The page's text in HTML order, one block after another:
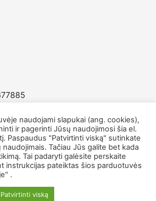
Charmshop.lt
naudojami slapukai (ang. cookies),
ir pagerinti Jūsų naudojimosi šia el.
Paspaudus "Patvirtinti viską" sutinkate
naudojimais. Tačiau Jūs galite bet kada
Tai padaryti galėsite perskaite
instrukcijas pateiktas šios parduotuvės
.
Patvirtinti viską